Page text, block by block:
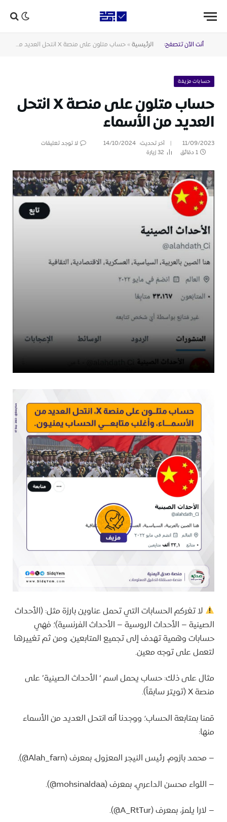
أنت الآن تتصفح: الرئيسية » حساب متلون على منصة X انتحل العديد من الأسماء
حسابات مزيفة
حساب متلون على منصة X انتحل
العديد من الأسماء
11/09/2023 آخر تحديث: 14/10/2024
لا توجد تعليقات
1 دقائق
32زيارة
لا تغركم الحسابات التي تحمل عناوين بارزة مثل: (الأحداث
الصينية – الأحداث الروسية – الأحداث الفرنسية)؛ فهي
حسابات وهمية تهدف إلى تجميع المتابعين، ومن ثم تغييرها
لتعمل على توجه معين.
مثال على ذلك: حساب يحمل اسم ‘ الأحداث الصينية’ على
منصة X (تويتر سابقاً).
قمنا بمتابعة الحساب؛ ووجدنا أنه انتحل العديد من الأسماء
منها:
– محمد بازوم، رئيس النيجر المعزول، بمعرف (Alah_farn@).
– اللواء محسن الداعري، بمعرف (mohsinaldaa@).
– لارا يلمز، بمعرف (A_RtTur@).